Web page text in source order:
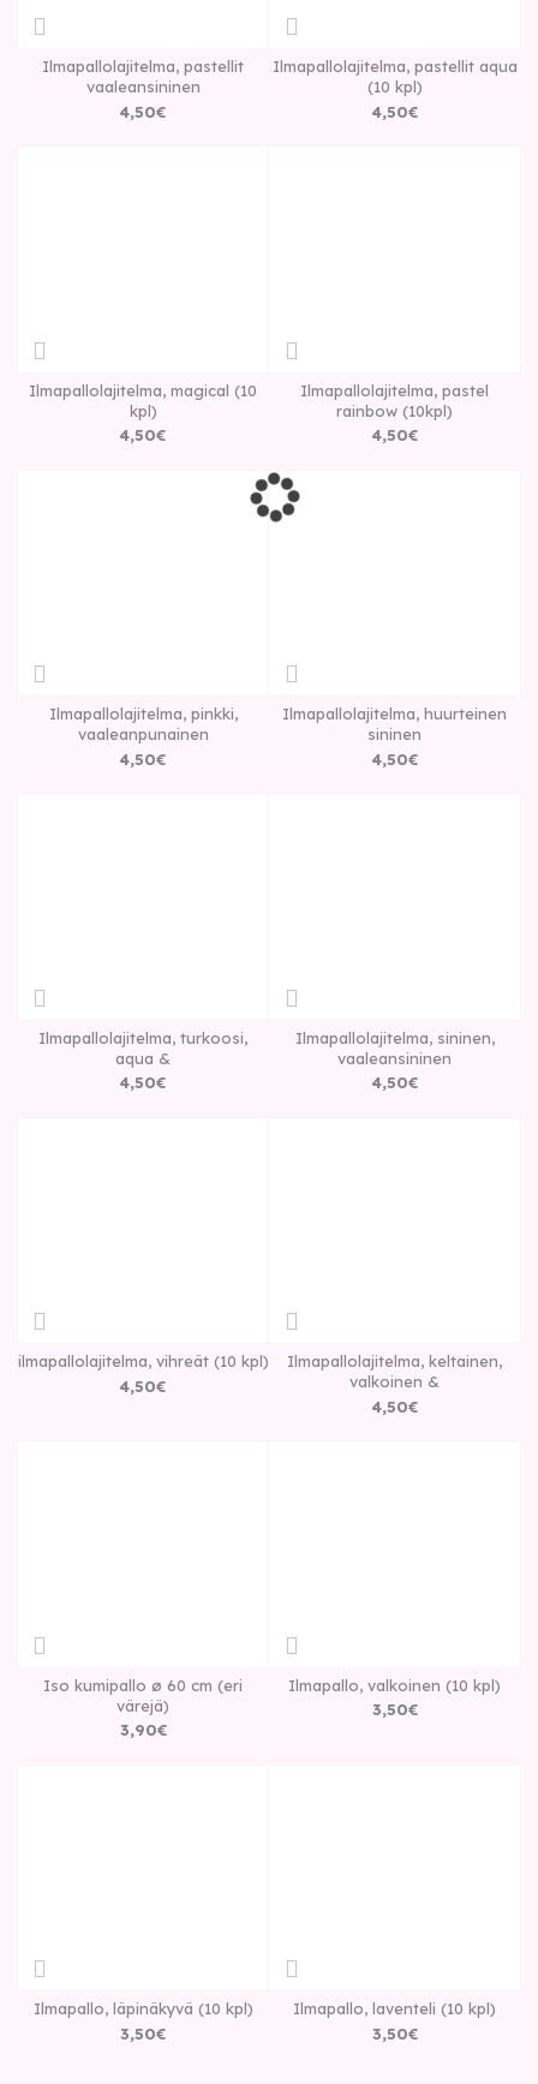
Ilmapallolajitelma, pastellit
vaaleansininen
4,50€
Ilmapallolajitelma, pastellit aqua
(10 kpl)
4,50€
Ilmapallolajitelma, magical (10
kpl)
4,50€
Ilmapallolajitelma, pastel
rainbow (10kpl)
4,50€
Ilmapallolajitelma, pinkki,
vaaleanpunainen
4,50€
Ilmapallolajitelma, huurteinen
sininen
4,50€
Ilmapallolajitelma, turkoosi,
aqua &
4,50€
Ilmapallolajitelma, sininen,
vaaleansininen
4,50€
ilmapallolajitelma, vihreät (10 kpl)
4,50€
Ilmapallolajitelma, keltainen,
valkoinen &
4,50€
Iso kumipallo ø 60 cm (eri
värejä)
3,90€
Ilmapallo, valkoinen (10 kpl)
3,50€
Ilmapallo, läpinäkyvä (10 kpl)
3,50€
Ilmapallo, laventeli (10 kpl)
3,50€